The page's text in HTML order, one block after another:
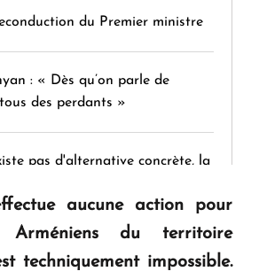
du Premier ministre
: « Dès qu’on parle de
des perdants »
pas d'alternative concrète, la
de résilience et d'avenir
aucune action pour
Arméniens du territoire
techniquement impossible.